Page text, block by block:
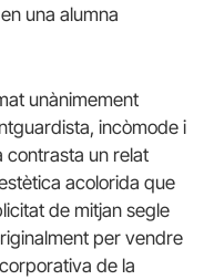
una alumna
unànimement
incòmode i
contrasta un relat
acolorida que
de mitjan segle
per vendre
de la